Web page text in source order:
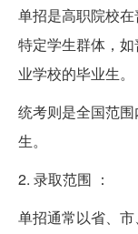
单招是高职院校
特定学生群体，
业学校的毕业生。
统考则是全国范
生。
2. 录取范围 ：
单招通常以省、